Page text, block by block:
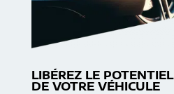
LIBÉREZ LE POTENTIEL
DE VOTRE VÉHICULE